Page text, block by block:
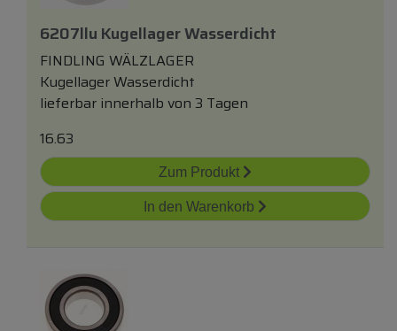
6207llu Kugellager Wasserdicht
FINDLING WÄLZLAGER
Kugellager Wasserdicht
lieferbar innerhalb von 3 Tagen
16.63
Zum Produkt
In den Warenkorb